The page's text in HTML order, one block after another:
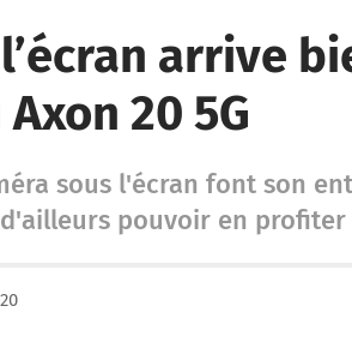
arrive
20 5G
sous l'écran font son
d'ailleurs pouvoir en